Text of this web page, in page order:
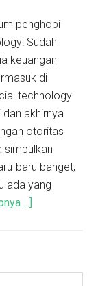
penghobi
Sudah
keuangan
di
technology
akhirnya
otoritas
simpulkan
baru banget,
ada yang
...]